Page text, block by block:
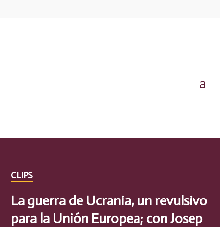
CLIPS
La guerra de Ucrania, un revulsivo
para la Unión Europea; con Josep